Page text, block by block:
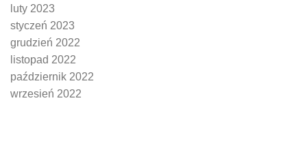
luty 2023
styczeń 2023
grudzień 2022
listopad 2022
październik 2022
wrzesień 2022